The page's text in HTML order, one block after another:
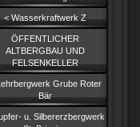
< Wasserkraftwerk Z
ÖFFENTLICHER
ALTBERGBAU UND
FELSENKELLER
Grube Roter
Bär
u. Silbererzbergwerk